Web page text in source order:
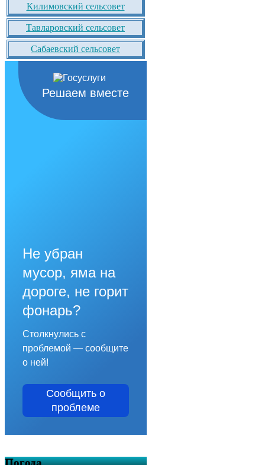
Килимовский сельсовет
Тавларовский сельсовет
Сабаевский сельсовет
Решаем вместе
Не убран
мусор, яма на
дороге, не горит
фонарь?
Столкнулись с
проблемой — сообщите
о ней!
Сообщить о
проблеме